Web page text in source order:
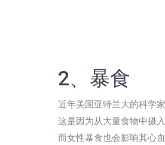
2、暴食
近年美国亚特兰大的科学
这是因为从大量食物中摄
而女性暴食也会影响其心